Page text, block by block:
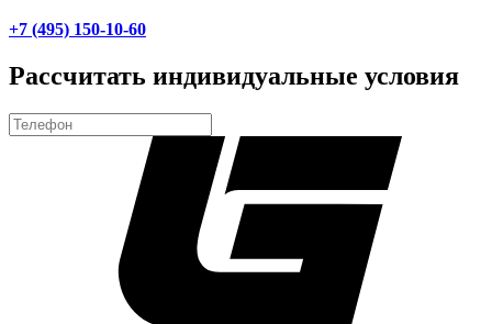
+7 (495) 150-10-60
Рассчитать индивидуальные условия